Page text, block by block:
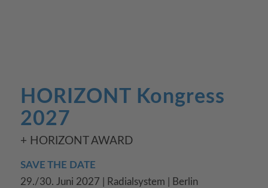
HORIZONT Kongress
2027
+ HORIZONT AWARD
SAVE THE DATE
29./30. Juni 2027 | Radialsystem | Berlin